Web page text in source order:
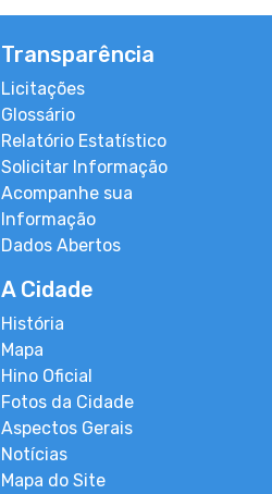
Transparência
Licitações
Glossário
Relatório Estatístico
Solicitar Informação
Acompanhe sua
Informação
Dados Abertos
A Cidade
História
Mapa
Hino Oficial
Fotos da Cidade
Aspectos Gerais
Notícias
Mapa do Site